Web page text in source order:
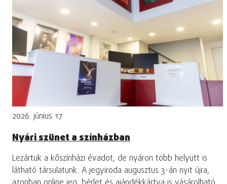
2026. június 17.
Nyári szünet a színházban
Lezártuk a kőszínházi évadot, de nyáron több helyütt is
látható társulatunk. A jegyiroda augusztus 3-án nyit újra,